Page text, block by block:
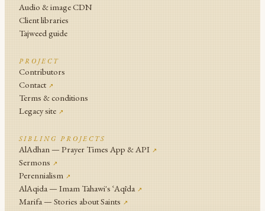
Audio & image CDN
Client libraries
Tajweed guide
PROJECT
Contributors
Contact ↗
Terms & conditions
Legacy site ↗
SIBLING PROJECTS
AlAdhan — Prayer Times App & API ↗
Sermons ↗
Perennialism ↗
AlAqida — Imam Tahawi's ʿAqīda ↗
Marifa — Stories about Saints ↗